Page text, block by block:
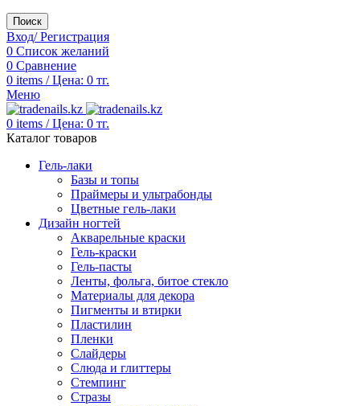
Поиск
Вход/ Регистрация
0 Список желаний
0 Сравнение
0 items / Цена: 0 тг.
Меню
0 items / Цена: 0 тг.
Каталог товаров
Гель-лаки
Базы и топы
Праймеры и ультрабонды
Цветные гель-лаки
Дизайн ногтей
Акварельные краски
Гель-краски
Гель-пасты
Ленты, фольга, битое стекло
Материалы для декора
Пигменты и втирки
Пластилин
Пленки
Слайдеры
Слюда и глиттеры
Стемпинг
Стразы